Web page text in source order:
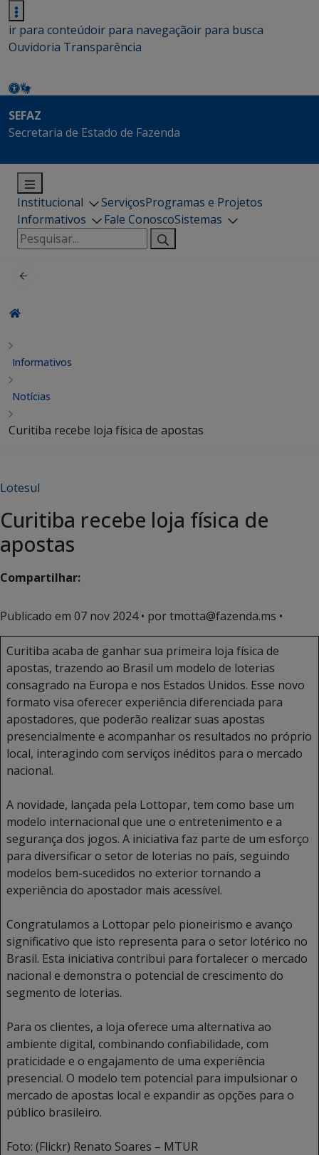
ir para conteúdoir para navegaçãoir para busca
Ouvidoria Transparência
SEFAZ
Secretaria de Estado de Fazenda
Institucional ServiçosProgramas e Projetos
Informativos
Fale ConoscoSistemas
Pesquisar
por:
Informativos
Notícias
Curitiba recebe loja física de apostas
Lotesul
Curitiba recebe loja física de
apostas
Compartilhar:
Publicado em 07 nov 2024• por tmotta@fazenda.ms •
Curitiba acaba de ganhar sua primeira loja física de
apostas, trazendo ao Brasil um modelo de loterias
consagrado na Europa e nos Estados Unidos. Esse novo
formato visa oferecer experiência diferenciada para
apostadores, que poderão realizar suas apostas
presencialmente e acompanhar os resultados no próprio
local, interagindo com serviços inéditos para o mercado
nacional.
A novidade, lançada pela Lottopar, tem como base um
modelo internacional que une o entretenimento e a
segurança dos jogos. A iniciativa faz parte de um esforço
para diversificar o setor de loterias no país, seguindo
modelos bem-sucedidos no exterior tornando a
experiência do apostador mais acessível.
Congratulamos a Lottopar pelo pioneirismo e avanço
significativo que isto representa para o setor lotérico no
Brasil. Esta iniciativa contribui para fortalecer o mercado
nacional e demonstra o potencial de crescimento do
segmento de loterias.
Para os clientes, a loja oferece uma alternativa ao
ambiente digital, combinando confiabilidade, com
praticidade e o engajamento de uma experiência
presencial. O modelo tem potencial para impulsionar o
mercado de apostas local e expandir as opções para o
público brasileiro.
Foto: (Flickr) Renato Soares – MTUR